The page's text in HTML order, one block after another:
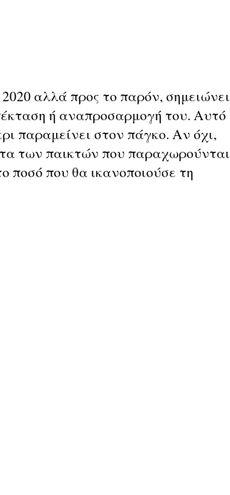
αλλά προς το παρόν, σημειώνει
ή αναπροσαρμογή του. Αυτό
παραμείνει στον πάγκο. Αν όχι,
των παικτών που παραχωρούνται
ποσό που θα ικανοποιούσε τη